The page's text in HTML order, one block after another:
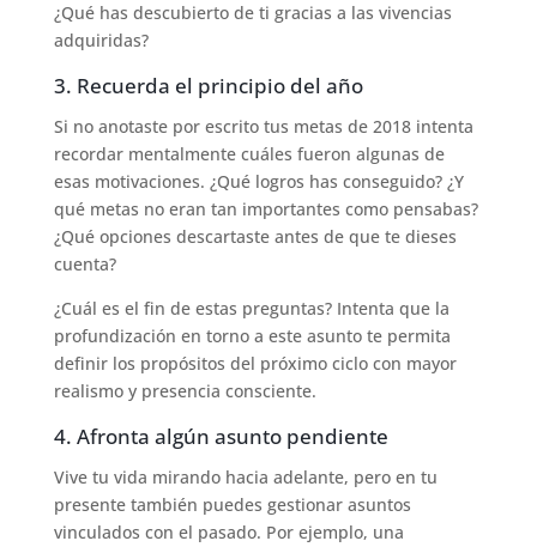
¿Qué has descubierto de ti gracias a las vivencias
adquiridas?
3. Recuerda el principio del año
Si no anotaste por escrito tus metas de 2018 intenta
recordar mentalmente cuáles fueron algunas de
esas motivaciones. ¿Qué logros has conseguido? ¿Y
qué metas no eran tan importantes como pensabas?
¿Qué opciones descartaste antes de que te dieses
cuenta?
¿Cuál es el fin de estas preguntas? Intenta que la
profundización en torno a este asunto te permita
definir los propósitos del próximo ciclo con mayor
realismo y presencia consciente.
4. Afronta algún asunto pendiente
Vive tu vida mirando hacia adelante, pero en tu
presente también puedes gestionar asuntos
vinculados con el pasado. Por ejemplo, una